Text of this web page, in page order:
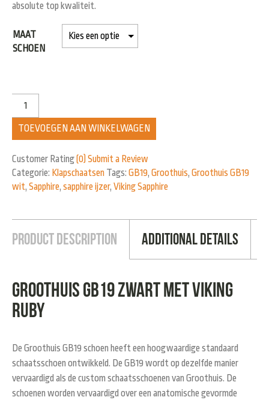
absolute top kwaliteit.
MAAT
SCHOEN
TOEVOEGEN AAN WINKELWAGEN
Customer Rating(0) Submit a Review
Categorie: Klapschaatsen Tags: GB19, Groothuis, Groothuis GB19
wit, Sapphire, sapphire ijzer, Viking Sapphire
Product Description Additional Details
Groothuis GB19 zwart met Viking
Ruby
De Groothuis GB19 schoen heeft een hoogwaardige standaard
schaatsschoen ontwikkeld. De GB19 wordt op dezelfde manier
vervaardigd als de custom schaatsschoenen van Groothuis. De
schoenen worden vervaardigd over een anatomische gevormde